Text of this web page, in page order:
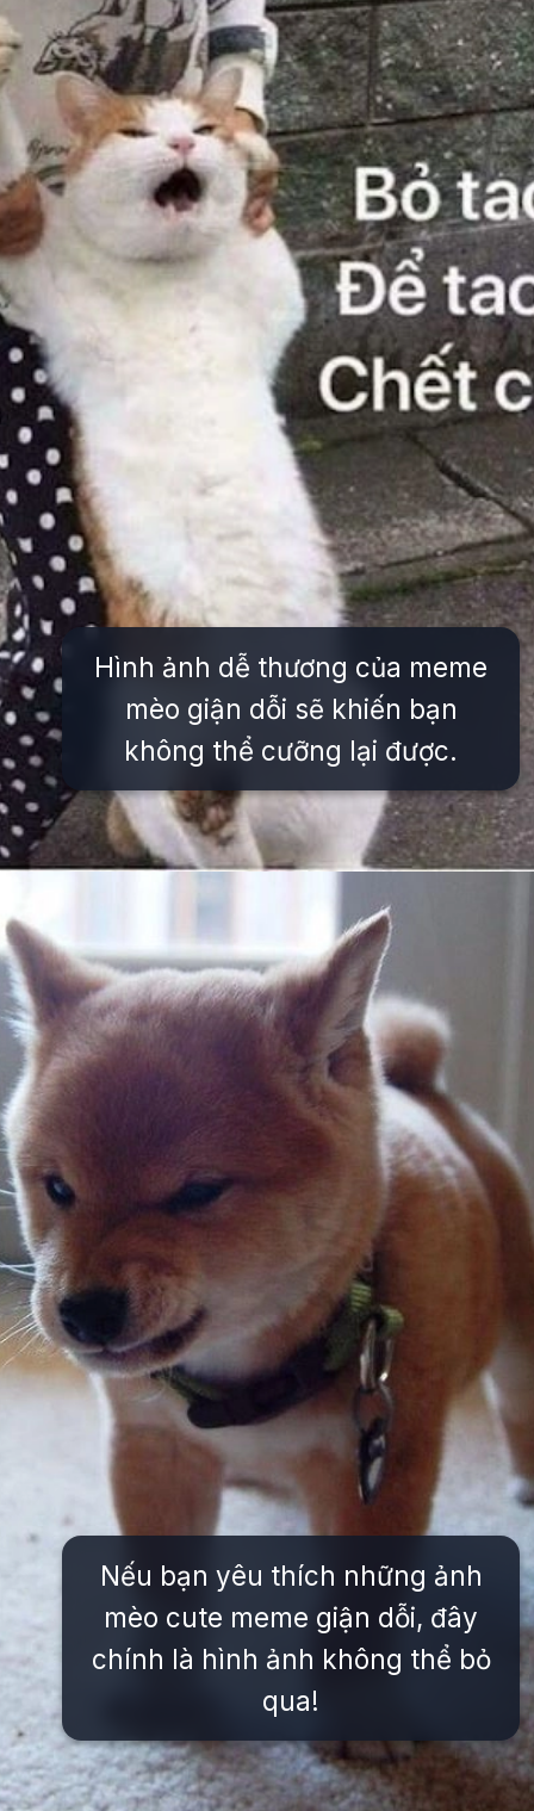
Hình ảnh dễ thương của meme
mèo giận dỗi sẽ khiến bạn
không thể cưỡng lại được.
https://issiloo.edu.vn/gian-meme
Nếu bạn yêu thích những ảnh
mèo cute meme giận dỗi, đây
chính là hình ảnh không thể bỏ
qua!